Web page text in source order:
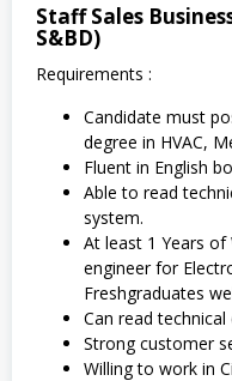
Staff Sales
S&BD)
Requirements :
Candidate must
degree in HVAC,
Fluent in English
Able to read
system.
At least 1 Years of
engineer for
Freshgraduates
Can read
Strong customer
Willing to work in